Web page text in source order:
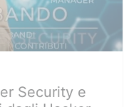
Security e